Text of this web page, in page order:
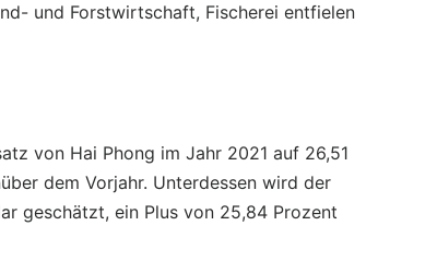
und Forstwirtschaft, Fischerei entfielen
von Hai Phong im Jahr 2021 auf 26,51
dem Vorjahr. Unterdessen wird der
geschätzt, ein Plus von 25,84 Prozent